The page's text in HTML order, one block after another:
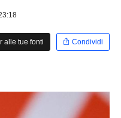
alle tue fonti Condividi